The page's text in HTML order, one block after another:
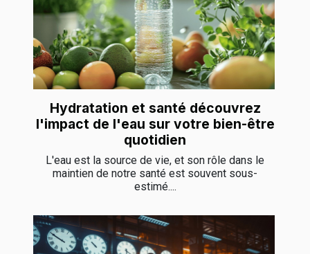
Hydratation et santé découvrez
l'impact de l'eau sur votre bien-être
quotidien
L'eau est la source de vie, et son rôle dans le
maintien de notre santé est souvent sous-
estimé....